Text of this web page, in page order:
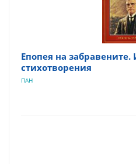
Епопея на забравените.
стихотворения
ПАН